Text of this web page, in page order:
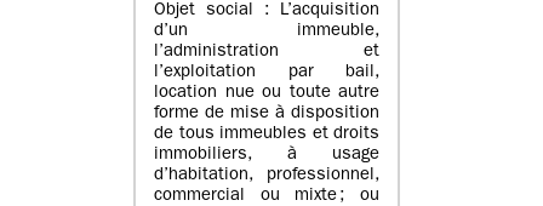
Objet social : L’acquisition
d’un immeuble,
l’administration et
l’exploitation par bail,
location nue ou toute autre
forme de mise à disposition
de tous immeubles et droits
immobiliers, à usage
d’habitation, professionnel,
commercial ou mixte ; ou